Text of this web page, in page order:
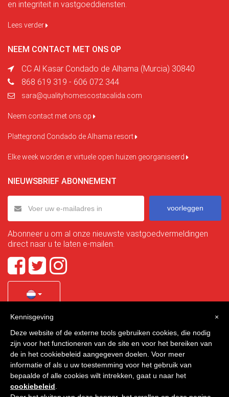
en integriteit in vastgoeddiensten.
Lees verder
NEEM CONTACT MET ONS OP
CC Al Kasar Condado de Alhama (Murcia) 30840
868 619 319 - 606 072 344
sara@qualityhomescostacalida.com
Neem contact met ons op
Plattegrond Condado de Alhama resort
Elke week worden er virtuele open huizen georganiseerd
NIEUWSBRIEF ABONNEMENT
voorleggen
Abonneer u om al onze nieuwste vastgoedvermeldingen
direct naar u te laten e-mailen.
Quality Homes Costa Calida
is a registered trademark of
La Manga Holiday Home SL duly registered with CIF / tax
no. B-30750053 and address: Bella Luz 07-05, 30389 La
Manga Club, Cartagena, Murcia, Spain.
×
Kennisgeving
Deze website of de externe tools gebruiken cookies, die nodig
zijn voor het functioneren van de site en voor het bereiken van
de in het cookiebeleid aangegeven doelen. Voor meer
informatie of als u uw toestemming voor het gebruik van
bepaalde of alle cookies wilt intrekken, gaat u naar het
cookiebeleid